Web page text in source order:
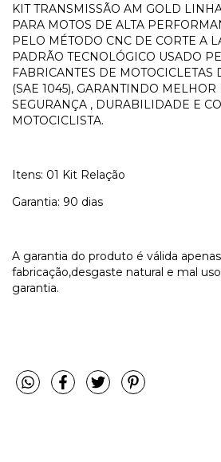
KIT TRANSMISSÃO AM GOLD
PARA MOTOS DE ALTA
PELO MÉTODO CNC DE CORTE A
PADRÃO TECNOLÓGICO USADO
FABRICANTES DE MOTOCICLETAS
(SAE 1045), GARANTINDO
SEGURANÇA , DURABILIDADE E
MOTOCICLISTA.
Itens: 01 Kit Relação
Garantia: 90 dias
A garantia do produto é válida
fabricação,desgaste natural e mal
garantia.